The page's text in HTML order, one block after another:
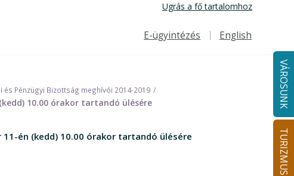
Ugrás a fő tartalomhoz
Felső navigáció
E-ügyintézés English
VÁROSUNK
TURIZMUS
és Pénzügyi Bizottság meghívói 2014-2019
10.00 órakor tartandó ülésére
11-én (kedd) 10.00 órakor tartandó ülésére